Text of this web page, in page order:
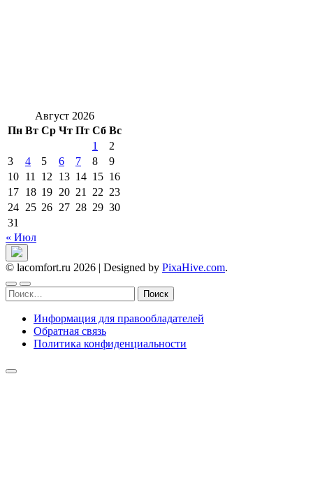
Август 2026
Пн Вт Ср Чт Пт Сб Вс
1
2
3
4 5 6 7 8
9
10 11 12 13 14 15 16
17 18 19 20 21 22 23
24 25 26 27 28 29 30
31
« Июл
© lacomfort.ru 2026 | Designed by PixaHive.com.
Найти:
Информация для правообладателей
Обратная связь
Политика конфиденциальности